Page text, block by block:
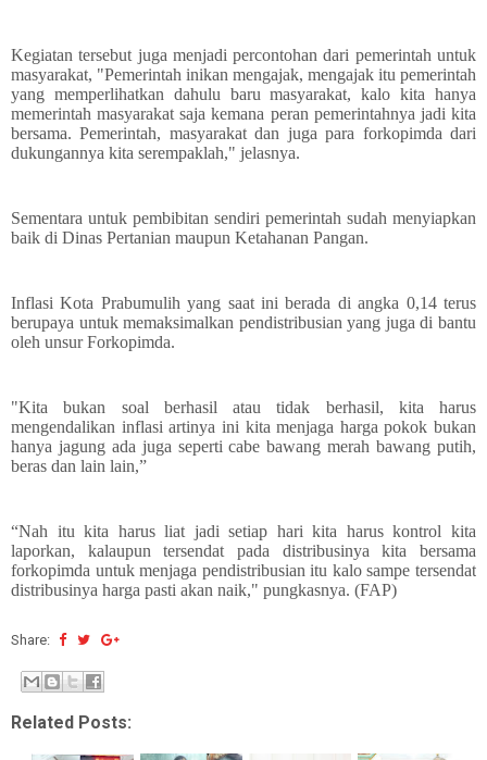
Kegiatan tersebut juga menjadi percontohan dari pemerintah untuk
masyarakat, "Pemerintah inikan mengajak, mengajak itu pemerintah
yang memperlihatkan dahulu baru masyarakat, kalo kita hanya
memerintah masyarakat saja kemana peran pemerintahnya jadi kita
bersama. Pemerintah, masyarakat dan juga para forkopimda dari
dukungannya kita serempaklah," jelasnya.
Sementara untuk pembibitan sendiri pemerintah sudah menyiapkan
baik di Dinas Pertanian maupun Ketahanan Pangan.
Inflasi Kota Prabumulih yang saat ini berada di angka 0,14 terus
berupaya untuk memaksimalkan pendistribusian yang juga di bantu
oleh unsur Forkopimda.
"Kita bukan soal berhasil atau tidak berhasil, kita harus
mengendalikan inflasi artinya ini kita menjaga harga pokok bukan
hanya jagung ada juga seperti cabe bawang merah bawang putih,
beras dan lain lain,”
“Nah itu kita harus liat jadi setiap hari kita harus kontrol kita
laporkan, kalaupun tersendat pada distribusinya kita bersama
forkopimda untuk menjaga pendistribusian itu kalo sampe tersendat
distribusinya harga pasti akan naik," pungkasnya. (FAP)
Share:
Related Posts: